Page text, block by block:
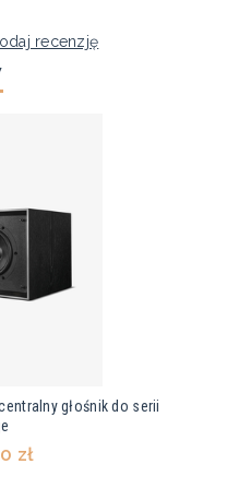
recenzję
głośnik do serii
zł